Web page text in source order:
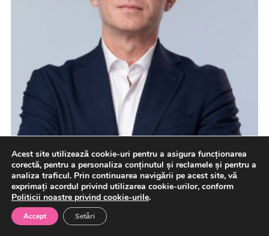
Facebook
Acest site utilizează cookie-uri pentru a asigura funcționarea
corectă, pentru a personaliza conținutul și reclamele și pentru a
analiza traficul. Prin continuarea navigării pe acest site, vă
exprimați acordul privind utilizarea cookie-urilor, conform
Politicii noastre privind cookie-urile.
Accept Setări